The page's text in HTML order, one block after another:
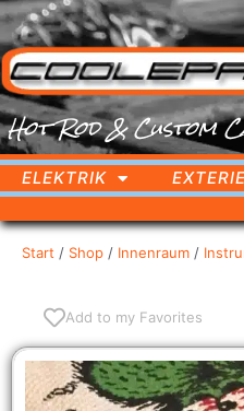
Hot Rod & Custom
ELEKTRIK
Start / Shop / Innenraum /
Add to my Favorites